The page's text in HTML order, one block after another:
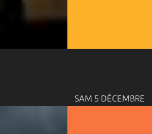
SAM 5 DÉCEMBRE